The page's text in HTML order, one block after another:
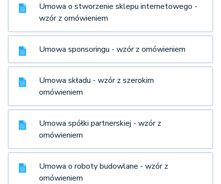
Umowa o stworzenie sklepu internetowego -
wzór z omówieniem
Umowa sponsoringu - wzór z omówieniem
Umowa składu - wzór z szerokim
omówieniem
Umowa spółki partnerskiej - wzór z
omówieniem
Umowa o roboty budowlane - wzór z
omówieniem